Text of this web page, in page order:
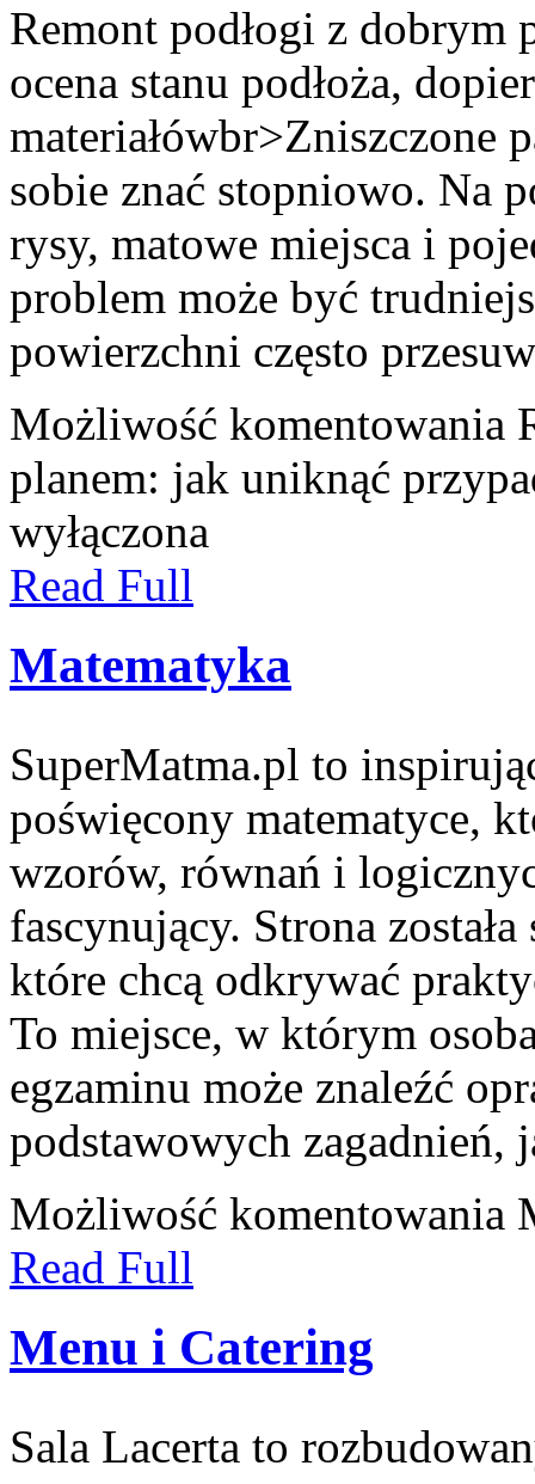
Remont podłogi z dobrym
ocena stanu podłoża,
materiałówbr>Zniszczone
sobie znać stopniowo. Na
rysy, matowe miejsca i
problem może być
powierzchni często
Możliwość komentowania
planem: jak uniknąć
wyłączona
Read Full
Matematyka
SuperMatma.pl to
poświęcony matematyce,
wzorów, równań i
fascynujący. Strona
które chcą odkrywać
To miejsce, w którym
egzaminu może znaleźć
podstawowych zagadnień,
Możliwość komentowania
Read Full
Menu i Catering
Sala Lacerta to